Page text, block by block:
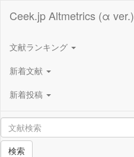
Ceek.jp Altmetrics (α ver.)
文献ランキング
新着文献
新着投稿
検索